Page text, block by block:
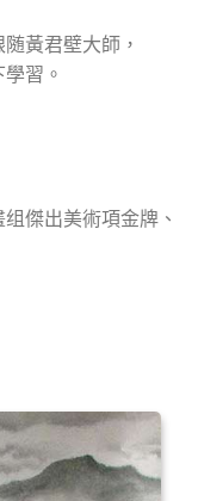
黃君壁大師，
習。
傑出美術項金牌、